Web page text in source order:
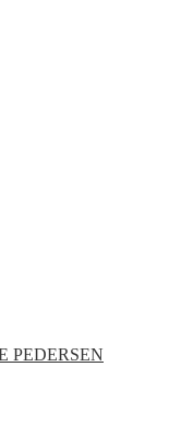
PEDERSEN